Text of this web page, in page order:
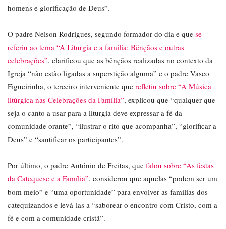
homens e glorificação de Deus”.
O padre Nelson Rodrigues, segundo formador do dia e que se
referiu ao tema “A Liturgia e a família: Bênçãos e outras
celebrações”, clarificou que as bênçãos realizadas no contexto da
Igreja “não estão ligadas a superstição alguma” e o padre Vasco
Figueirinha, o terceiro interveniente que refletiu sobre “A Música
litúrgica nas Celebrações da Família”, explicou que “qualquer que
seja o canto a usar para a liturgia deve expressar a fé da
comunidade orante”, “ilustrar o rito que acompanha”, “glorificar a
Deus” e “santificar os participantes”.
Por último, o padre António de Freitas, que falou sobre “As festas
da Catequese e a Família”, considerou que aquelas “podem ser um
bom meio” e “uma oportunidade” para envolver as famílias dos
catequizandos e levá-las a “saborear o encontro com Cristo, com a
fé e com a comunidade cristã”.